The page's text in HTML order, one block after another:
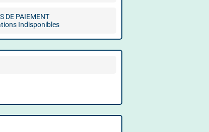
DE PAIEMENT
Indisponibles